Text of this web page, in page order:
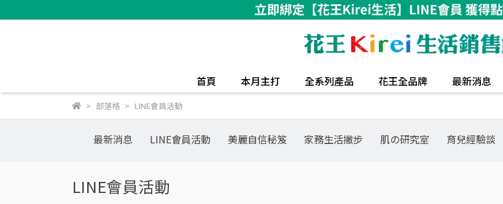
首頁 本月主打 全系列產品 花王全品牌 最新消息
部落格 LINE會員活動
最新消息 LINE會員活動 美麗自信秘笈 家務生活撇步 肌の研究室 育兒經驗談
LINE會員活動